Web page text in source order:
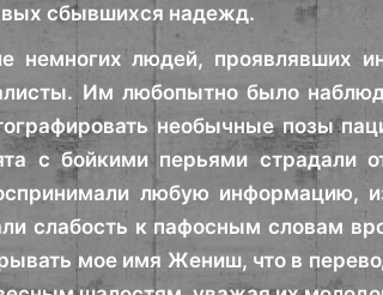
сбывшихся надежд.
немногих людей, проявлявших
Им любопытно было
необычные позы
с бойкими перьями страдали
любую информацию,
слабость к пафосным словам
мое имя Жениш, что в